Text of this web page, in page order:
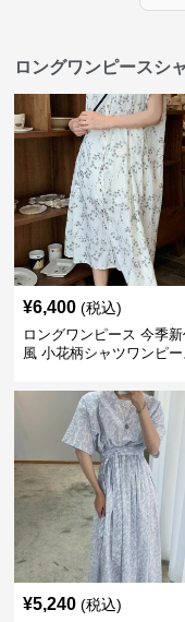
ロングワンピースシ
¥6,400 (税込)
ロングワンピース 今季
風 小花柄シャツワンピー
¥5,240 (税込)